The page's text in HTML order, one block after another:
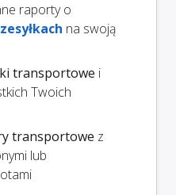
raporty o
na swoją
transportowe i
Twoich
transportowe z
lub